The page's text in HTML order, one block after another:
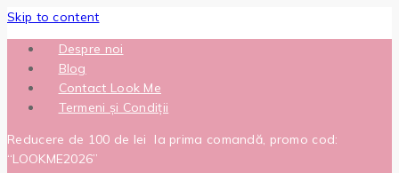
Skip to content
Despre noi
Blog
Contact Look Me
Termeni și Condiții
Reducere de 100 de lei la prima comandă, promo cod:
“LOOKME2026”